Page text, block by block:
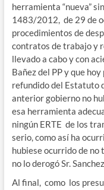
herramienta “nueva”
1483/2012, de 29 de
procedimientos de
contratos de trabajo y
llevado a cabo y con
Bañez del PP y que
refundido del Estatuto
anterior gobierno no
esa herramienta
ningún ERTE de los
serio, como así ha
hubiese ocurrido de no
no lo derogó Sr.
Al final, como los